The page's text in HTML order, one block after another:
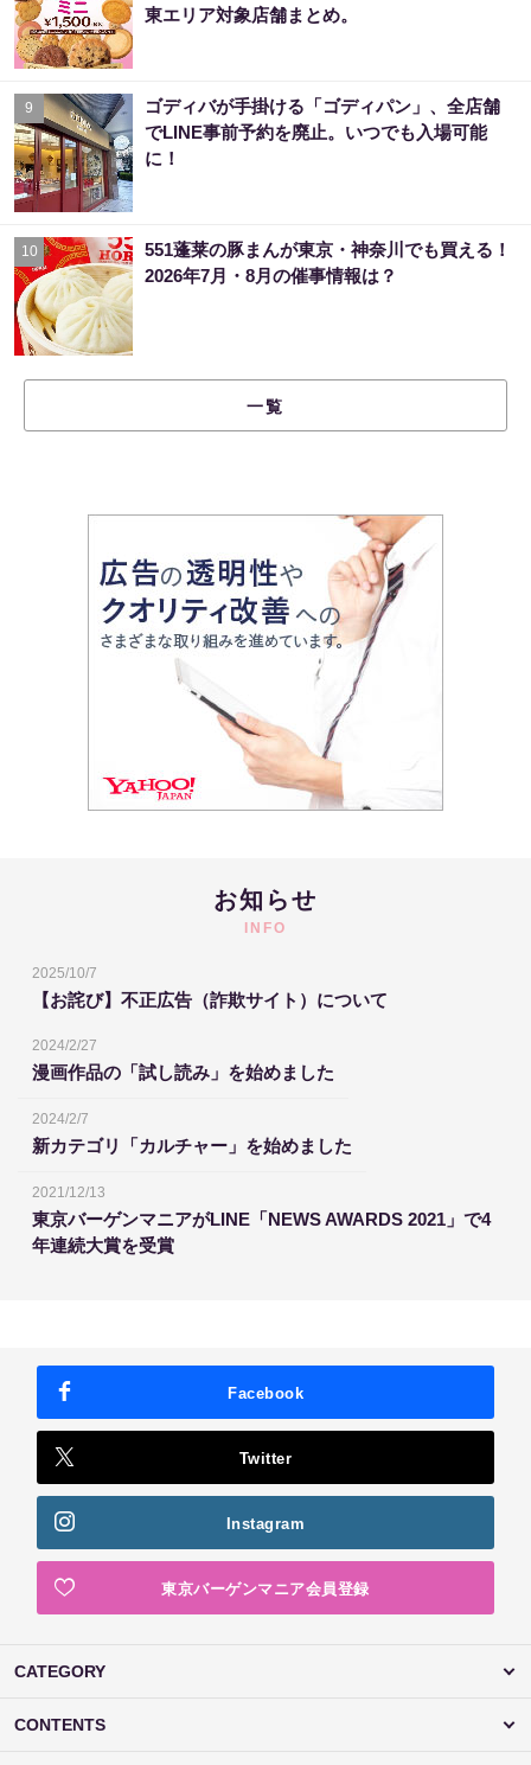
東エリア対象店舗まとめ。
9
ゴディバが手掛ける「ゴディパン」、全店舗
でLINE事前予約を廃止。いつでも入場可能
に！
10
551蓬莱の豚まんが東京・神奈川でも買える！
2026年7月・8月の催事情報は？
一覧
お知らせ
INFO
2025/10/7
【お詫び】不正広告（詐欺サイト）について
2024/2/27
漫画作品の「試し読み」を始めました
2024/2/7
新カテゴリ「カルチャー」を始めました
2021/12/13
東京バーゲンマニアがLINE「NEWS AWARDS 2021」で4
年連続大賞を受賞
Facebook
Twitter
Instagram
東京バーゲンマニア会員登録
CATEGORY
CONTENTS